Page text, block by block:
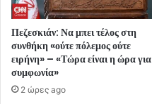
Πεζεσκιάν: Να μπει τέλος στη
συνθήκη «ούτε πόλεμος ούτε
ειρήνη» – «Τώρα είναι η ώρα για
συμφωνία»
2 ώρες ago